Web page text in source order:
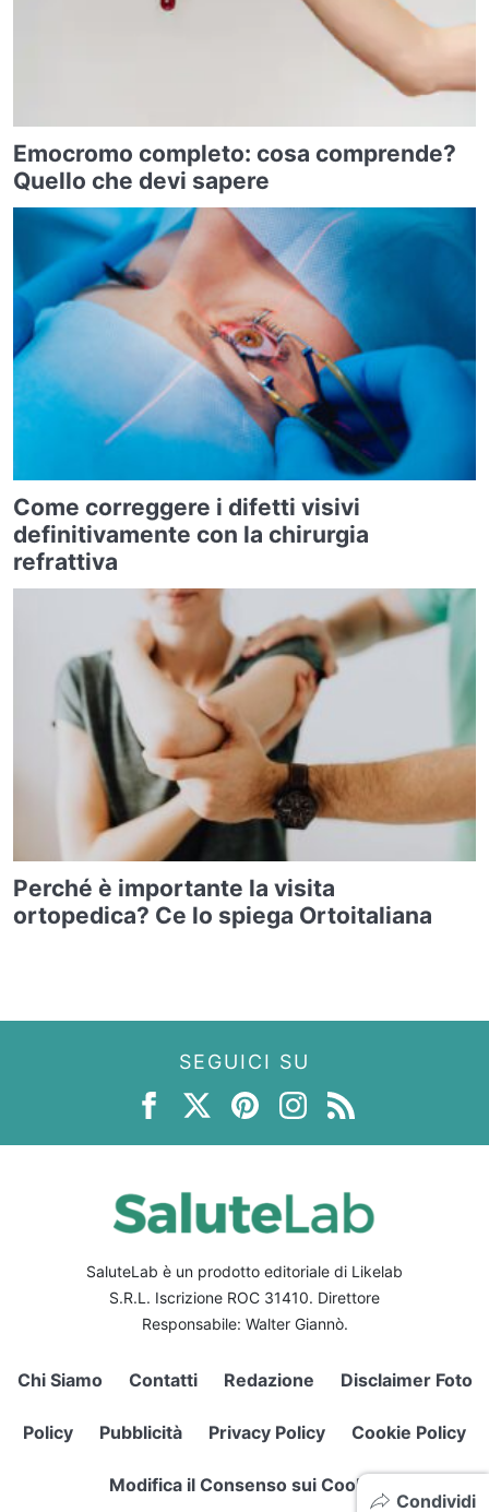
Condividi
Emocromo completo: cosa comprende?
Quello che devi sapere
Come correggere i difetti visivi
definitivamente con la chirurgia
refrattiva
Perché è importante la visita
ortopedica? Ce lo spiega Ortoitaliana
SEGUICI SU
SaluteLab è un prodotto editoriale di Likelab
S.R.L. Iscrizione ROC 31410. Direttore
Responsabile: Walter Giannò.
Chi Siamo Contatti Redazione Disclaimer Foto
Policy Pubblicità Privacy Policy Cookie Policy
Modifica il Consenso sui Cookie